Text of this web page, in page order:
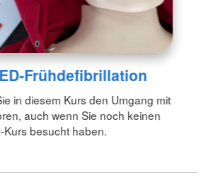
Frühdefibrillation
in diesem Kurs den Umgang mit
auch wenn Sie noch keinen
Kurs besucht haben.